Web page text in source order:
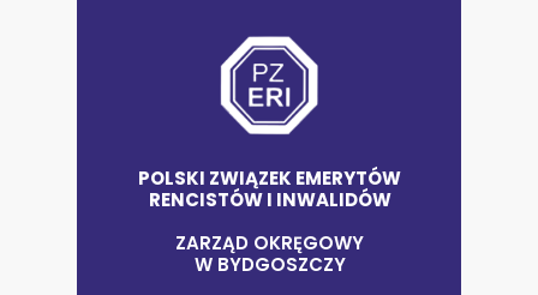
POLSKI ZWIĄZEK EMERYTÓW
RENCISTÓW I INWALIDÓW
ZARZĄD OKRĘGOWY
W BYDGOSZCZY